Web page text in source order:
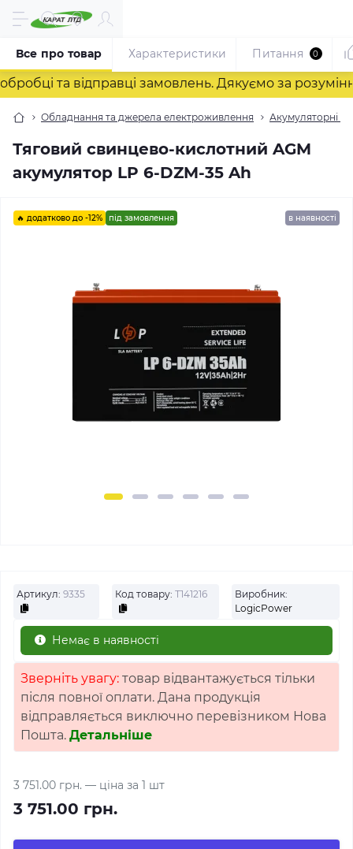
та відправці замовлень. Дякуємо за розуміння!
Обладнання та джерела електроживлення Акумуляторні
Тяговий свинцево-кислотний AGM
акумулятор LP 6-DZM-35 Ah
Все про товар Характеристики Питання 0
🔥 додатково до -12% під замовлення в наявності
Артикул: 9335 Код товару: Т141216
Виробник:
LogicPower
Немає в наявності
Зверніть увагу: товар відвантажується тільки
після повної оплати. Дана продукція
відправляється виключно перевізником Нова
Пошта. Детальніше
3 751.00 грн. — ціна за 1 шт
3 751.00 грн.